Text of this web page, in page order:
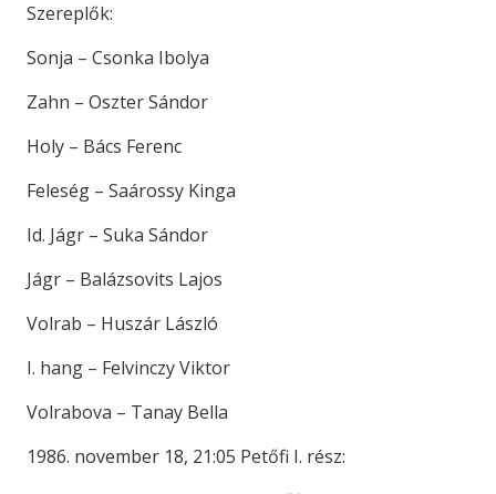
Szereplők:
Sonja – Csonka Ibolya
Zahn – Oszter Sándor
Holy – Bács Ferenc
Feleség – Saárossy Kinga
Id. Jágr – Suka Sándor
Jágr – Balázsovits Lajos
Volrab – Huszár László
I. hang – Felvinczy Viktor
Volrabova – Tanay Bella
1986. november 18, 21:05 Petőfi I. rész: